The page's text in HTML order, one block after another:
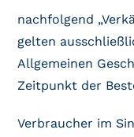
nachfolgend
gelten
Allgemeinen
Zeitpunkt der
Verbraucher im